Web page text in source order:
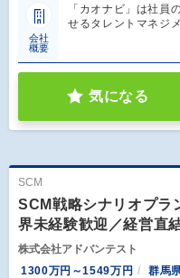
会社
概要
「カオナビ」は社員
せるタレントマネジ
気になる
SCM
SCM戦略シナリオプラ
界未経験歓迎／経営直
株式会社アドバンテスト
1300万円～1549万円
群馬